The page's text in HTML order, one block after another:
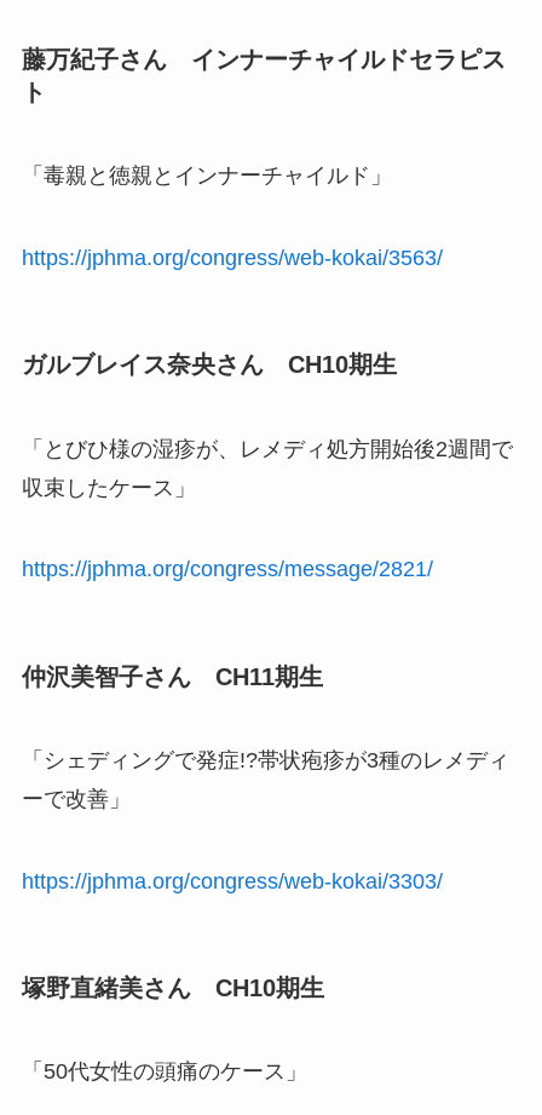
藤万紀子さん インナーチャイルドセラピス
ト
「毒親と徳親とインナーチャイルド」
https://jphma.org/congress/web-kokai/3563/
ガルブレイス奈央さん CH10期生
「とびひ様の湿疹が、レメディ処方開始後2週間で
収束したケース」
https://jphma.org/congress/message/2821/
仲沢美智子さん CH11期生
「シェディングで発症!?帯状疱疹が3種のレメディ
ーで改善」
https://jphma.org/congress/web-kokai/3303/
塚野直緒美さん CH10期生
「50代女性の頭痛のケース」